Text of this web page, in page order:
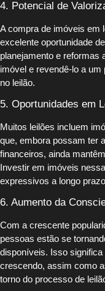
4. Potencial de
A compra de imóveis em
excelente oportunidade
planejamento e reformas
imóvel e revendê-lo a
no leilão.
5. Oportunidades em
Muitos leilões incluem
que, embora possam ter
financeiros, ainda
Investir em imóveis
expressivos a longo
6. Aumento da
Com a crescente
pessoas estão se
disponíveis. Isso
crescendo, assim como
torno do processo de